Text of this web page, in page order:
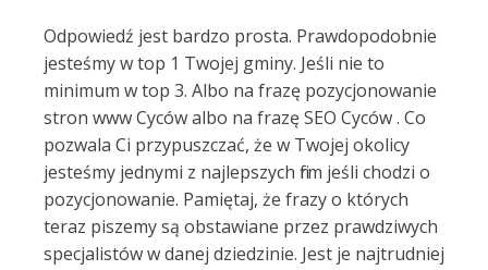
Odpowiedź jest bardzo prosta. Prawdopodobnie
jesteśmy w top 1 Twojej gminy. Jeśli nie to
minimum w top 3. Albo na frazę pozycjonowanie
stron www Cyców albo na frazę SEO Cyców . Co
pozwala Ci przypuszczać, że w Twojej okolicy
jesteśmy jednymi z najlepszych firm jeśli chodzi o
pozycjonowanie. Pamiętaj, że frazy o których
teraz piszemy są obstawiane przez prawdziwych
specjalistów w danej dziedzinie. Jest je najtrudniej